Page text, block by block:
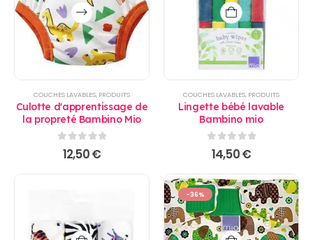
Ce
produit
a
plusieurs
variations.
Les
options
peuvent
être
choisies
sur
la
page
COUCHES LAVABLES, PRODUITS
Culotte d'apprentissage de
la propreté Bambino Mio
0sur 5
12,50€
COUCHES LAVABLES, PRODUITS
Lingette bébé lavable
Bambino mio
0sur 5
14,50€
-36%